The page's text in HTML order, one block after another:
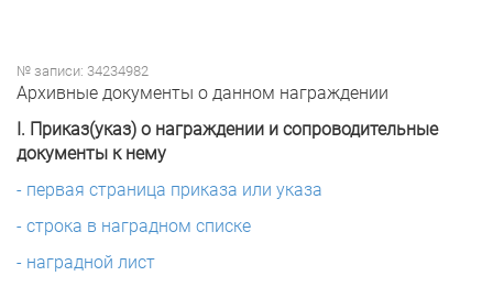
№ записи: 34234982
Архивные документы о данном награждении
I. Приказ(указ) о награждении и сопроводительные
документы к нему
- первая страница приказа или указа
- строка в наградном списке
- наградной лист